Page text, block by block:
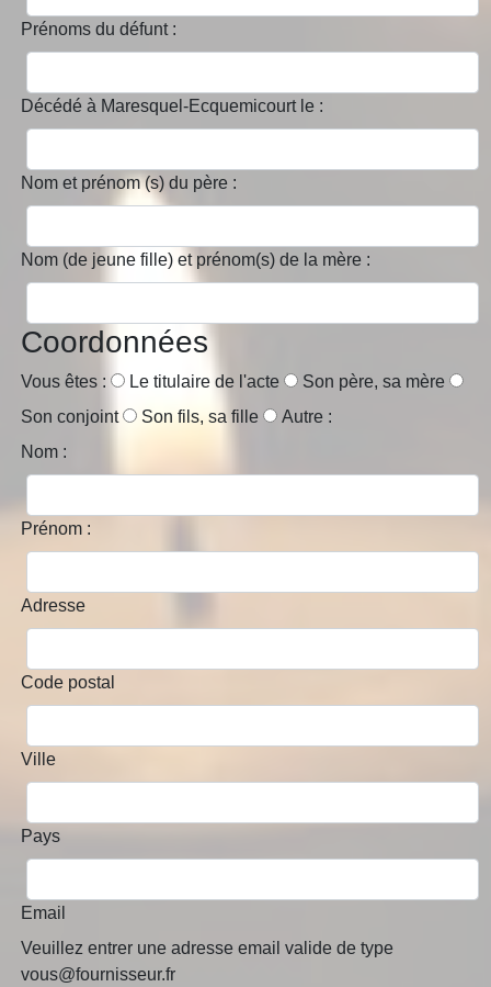
Prénoms du défunt :
Décédé à Maresquel-Ecquemicourt le :
Nom et prénom (s) du père :
Nom (de jeune fille) et prénom(s) de la mère :
Coordonnées
Vous êtes : Le titulaire de l'acte
Son père, sa mère
Son conjoint
Son fils, sa fille
Autre :
Nom :
Prénom :
Adresse
Code postal
Ville
Pays
Email
Veuillez entrer une adresse email valide de type
vous@fournisseur.fr